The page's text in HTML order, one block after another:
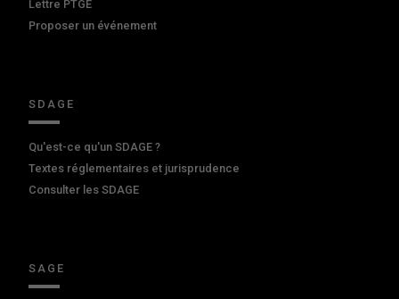
Lettre PTGE
Proposer un événement
SDAGE
Qu'est-ce qu'un SDAGE ?
Textes réglementaires et jurisprudence
Consulter les SDAGE
SAGE